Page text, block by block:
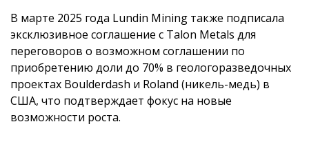
В марте 2025 года Lundin Mining также подписала
эксклюзивное соглашение с Talon Metals для
переговоров о возможном соглашении по
приобретению доли до 70% в геологоразведочных
проектах Boulderdash и Roland (никель-медь) в
США, что подтверждает фокус на новые
возможности роста.